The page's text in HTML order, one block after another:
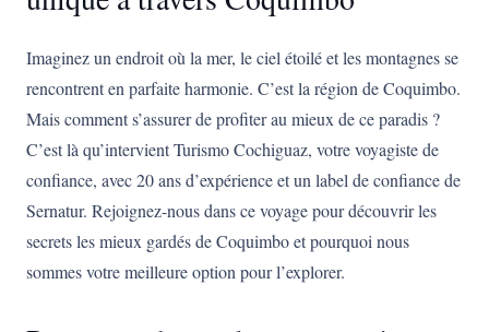
Imaginez un endroit où la mer, le ciel étoilé et les montagnes se
rencontrent en parfaite harmonie. C’est la région de Coquimbo.
Mais comment s’assurer de profiter au mieux de ce paradis ?
C’est là qu’intervient Turismo Cochiguaz, votre voyagiste de
confiance, avec 20 ans d’expérience et un label de confiance de
Sernatur. Rejoignez-nous dans ce voyage pour découvrir les
secrets les mieux gardés de Coquimbo et pourquoi nous
sommes votre meilleure option pour l’explorer.